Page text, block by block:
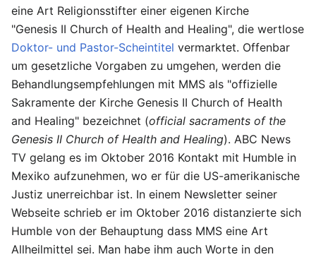
eine Art Religionsstifter einer eigenen Kirche
"Genesis II Church of Health and Healing", die wertlose
Doktor- und Pastor-Scheintitel vermarktet. Offenbar
um gesetzliche Vorgaben zu umgehen, werden die
Behandlungsempfehlungen mit MMS als "offizielle
Sakramente der Kirche Genesis II Church of Health
and Healing" bezeichnet (official sacraments of the
Genesis II Church of Health and Healing). ABC News
TV gelang es im Oktober 2016 Kontakt mit Humble in
Mexiko aufzunehmen, wo er für die US-amerikanische
Justiz unerreichbar ist. In einem Newsletter seiner
Webseite schrieb er im Oktober 2016 distanzierte sich
Humble von der Behauptung dass MMS eine Art
Allheilmittel sei. Man habe ihm auch Worte in den